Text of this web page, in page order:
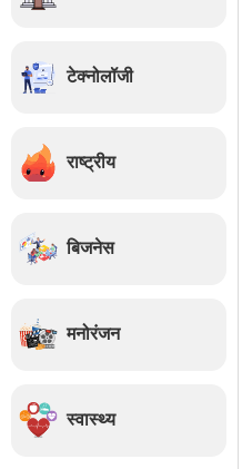
टेक्नोलॉजी
राष्ट्रीय
बिजनेस
मनोरंजन
स्वास्थ्य